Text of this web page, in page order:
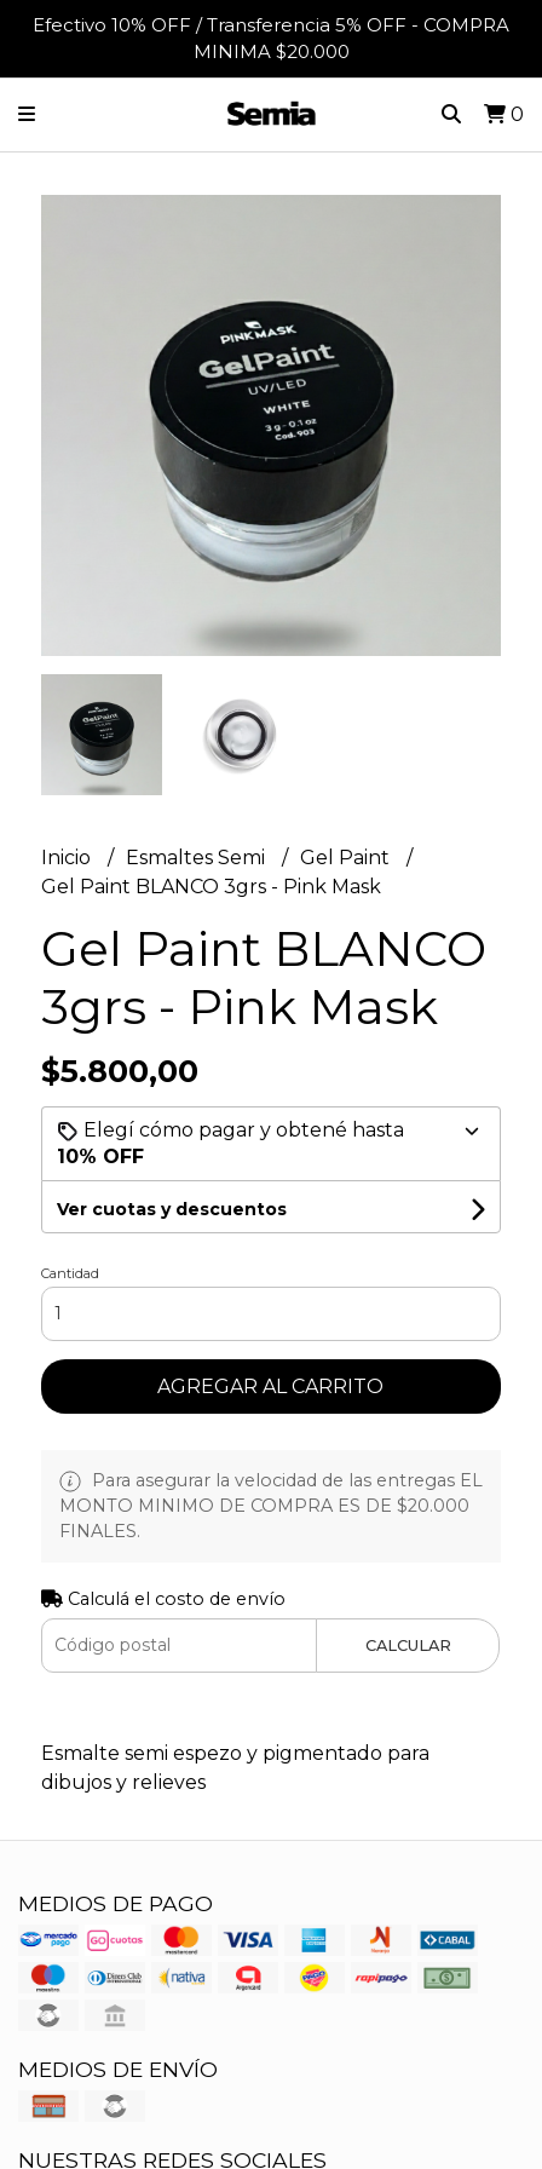
Efectivo 10% OFF / Transferencia 5% OFF - COMPRA
MINIMA $20.000
0
Inicio Esmaltes Semi
Gel Paint
Gel Paint BLANCO 3grs - Pink Mask
Gel Paint BLANCO
3grs - Pink Mask
$5.800,00
Elegí cómo pagar y obtené hasta
10% OFF
Ver cuotas y descuentos
Cantidad
AGREGAR AL CARRITO
Para asegurar la velocidad de las entregas EL
MONTO MINIMO DE COMPRA ES DE $20.000
FINALES.
Calculá el costo de envío
CALCULAR
Esmalte semi espezo y pigmentado para
dibujos y relieves
MEDIOS DE PAGO
MEDIOS DE ENVÍO
NUESTRAS REDES SOCIALES